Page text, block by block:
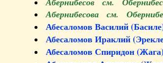
Абернибесова см.
Абесаломов Василий
Абесаломов Ираклий
Абесаломов Спиридон